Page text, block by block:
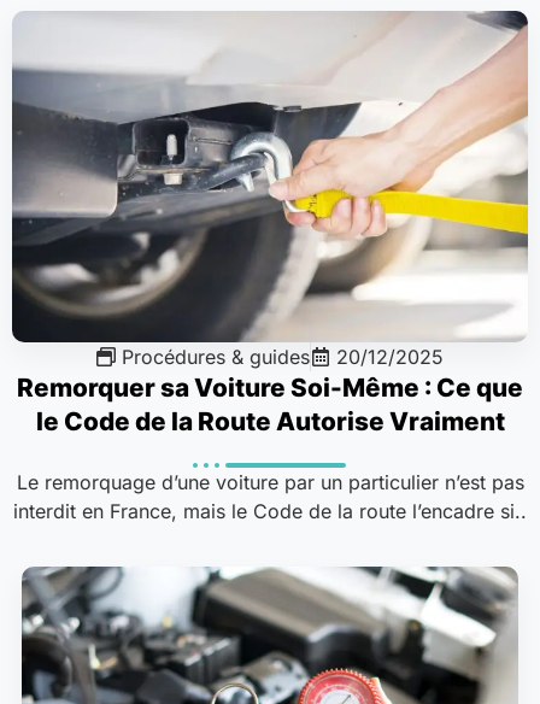
Procédures & guides 20/12/2025
Remorquer sa Voiture Soi-Même : Ce que
le Code de la Route Autorise Vraiment
Le remorquage d’une voiture par un particulier n’est pas
interdit en France, mais le Code de la route l’encadre si..